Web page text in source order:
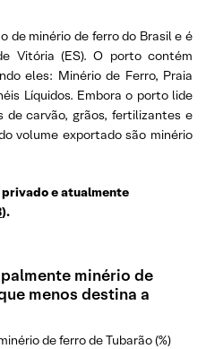
de minério de ferro do Brasil e é
Vitória (ES). O porto contém
eles: Minério de Ferro, Praia
Líquidos. Embora o porto lide
de carvão, grãos, fertilizantes e
volume exportado são minério
e atualmente
).
minério de
menos destina a
de ferro de Tubarão (%)